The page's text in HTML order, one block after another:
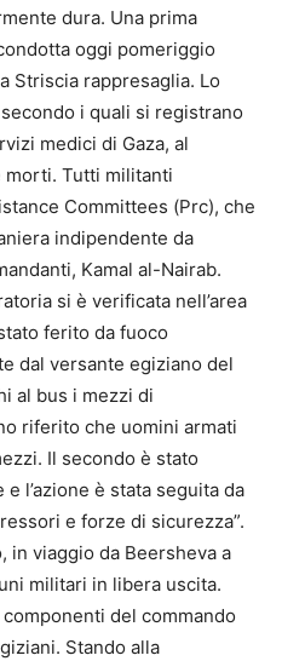
dura. Una prima
oggi pomeriggio
Striscia rappresaglia. Lo
i quali si registrano
medici di Gaza, al
morti. Tutti militanti
Committees (Prc), che
indipendente da
Kamal al-Nairab.
si è verificata nell’area
ferito da fuoco
dal versante egiziano del
al bus i mezzi di
riferito che uomini armati
Il secondo è stato
l’azione è stata seguita da
e forze di sicurezza”.
in viaggio da Beersheva a
militari in libera uscita.
componenti del commando
Stando alla